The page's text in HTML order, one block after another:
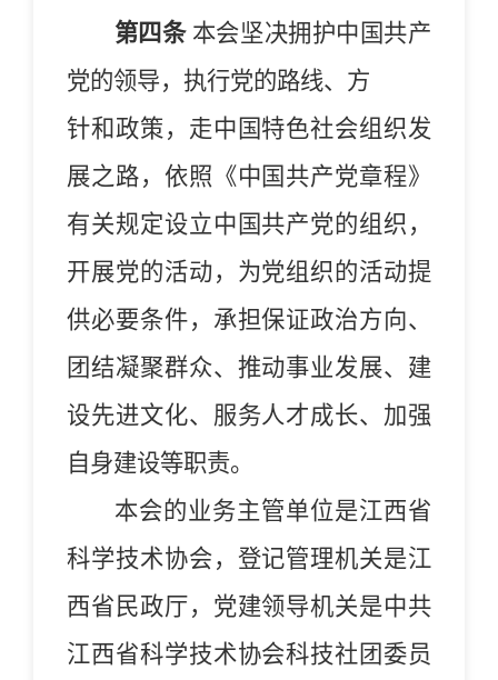
第四条本会坚决拥护中国共产
党的领导，执行党的路线、方
针和政策，走中国特色社会组织发
展之路，依照《中国共产党章程》
有关规定设立中国共产党的组织，
开展党的活动，为党组织的活动提
供必要条件，承担保证政治方向、
团结凝聚群众、推动事业发展、建
设先进文化、服务人才成长、加强
自身建设等职责。
本会的业务主管单位是江西省
科学技术协会，登记管理机关是江
西省民政厅，党建领导机关是中共
江西省科学技术协会科技社团委员